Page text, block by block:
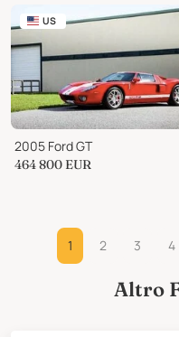
US
2005 Ford GT
464 800 EUR
1 2 3 4
Altro